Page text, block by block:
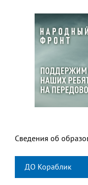
Сведения об
ДО Кораблик